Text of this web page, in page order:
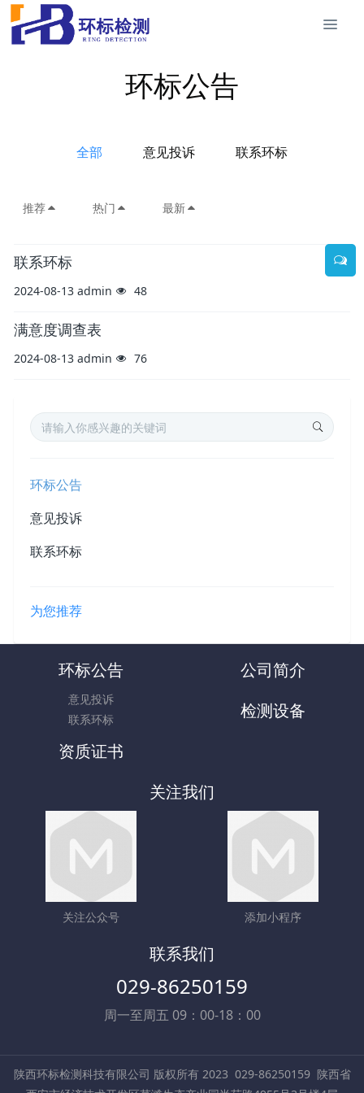
环标公告
全部 意见投诉 联系环标
推荐 热门 最新
联系环标
2024-08-13 admin 48
满意度调查表
2024-08-13 admin 76
环标公告
意见投诉
联系环标
为您推荐
环标公告
意见投诉
联系环标
公司简介
检测设备
资质证书
关注我们
关注公众号 添加小程序
联系我们
029-86250159
周一至周五 09：00-18：00
陕西环标检测科技有限公司 版权所有 2023 029-86250159 陕西省